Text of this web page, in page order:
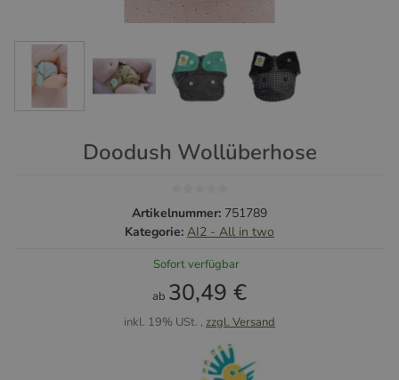
Doodush Wollüberhose
Artikelnummer: 751789
Kategorie: AI2 - All in two
Sofort verfügbar
ab 30,49 €
inkl. 19% USt. , zzgl. Versand